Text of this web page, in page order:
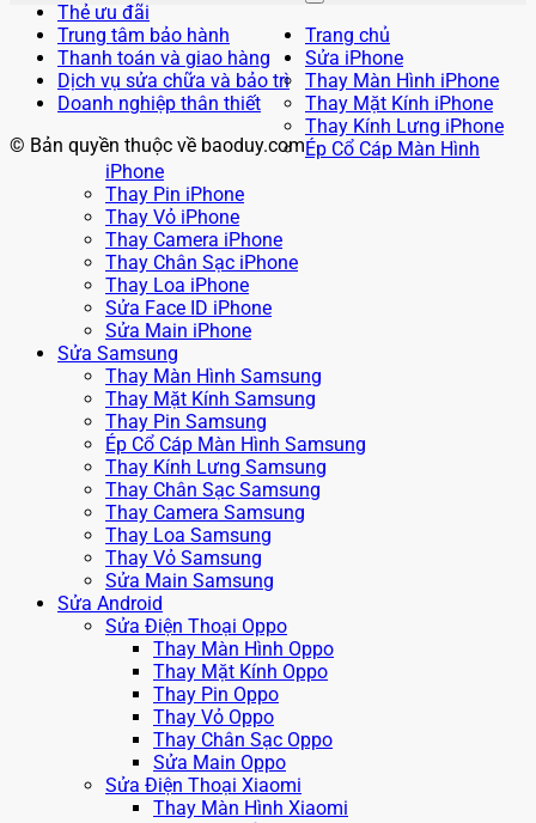
Thẻ ưu đãi
Trung tâm bảo hành
Thanh toán và giao hàng
Dịch vụ sửa chữa và bảo trì
Doanh nghiệp thân thiết
© Bản quyền thuộc về baoduy.com
Trang chủ
Sửa iPhone
Thay Màn Hình iPhone
Thay Mặt Kính iPhone
Thay Kính Lưng iPhone
Ép Cổ Cáp Màn Hình
iPhone
Thay Pin iPhone
Thay Vỏ iPhone
Thay Camera iPhone
Thay Chân Sạc iPhone
Thay Loa iPhone
Sửa Face ID iPhone
Sửa Main iPhone
Sửa Samsung
Thay Màn Hình Samsung
Thay Mặt Kính Samsung
Thay Pin Samsung
Ép Cổ Cáp Màn Hình Samsung
Thay Kính Lưng Samsung
Thay Chân Sạc Samsung
Thay Camera Samsung
Thay Loa Samsung
Thay Vỏ Samsung
Sửa Main Samsung
Sửa Android
Sửa Điện Thoại Oppo
Thay Màn Hình Oppo
Thay Mặt Kính Oppo
Thay Pin Oppo
Thay Vỏ Oppo
Thay Chân Sạc Oppo
Sửa Main Oppo
Sửa Điện Thoại Xiaomi
Thay Màn Hình Xiaomi